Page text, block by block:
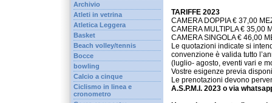
Archivio
Atleti in vetrina
Atletica Leggera
Basket
Beach volley/tennis
Bocce
bowling
Calcio a cinque
Ciclismo in linea e
cronometro
TARIFFE 2023
CAMERA DOPPIA € 37,00
CAMERA MULTIPLA € 35,00
CAMERA SINGOLA € 46,00
Le quotazioni indicate si
convenzione è valida tutto
(luglio- agosto, eventi vari e
Vostre esigenze previa
Le prenotazioni devono
A.S.P.M.I. 2023 o via